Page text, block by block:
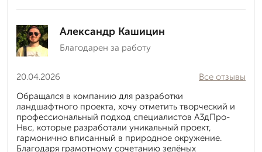
Александр Кашицин
Благодарен за работу
20.04.2026
Все отзывы
Обращался в компанию для разработки
ландшафтного проекта, хочу отметить творческий и
профессиональный подход специалистов А3дПро-
Нвс, которые разработали уникальный проект,
гармонично вписанный в природное окружение.
Благодаря грамотному сочетанию зелёных